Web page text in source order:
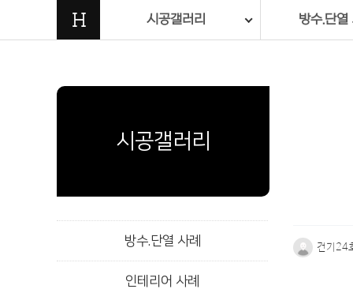
H 시공갤러리 방수.단열
시공갤러리
방수.단열 사례
인테리어 사례
건기24